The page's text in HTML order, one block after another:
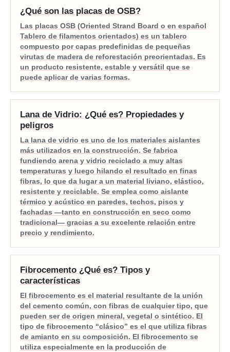
¿Qué son las placas de OSB?
Las placas OSB (Oriented Strand Board o en español
Tablero de filamentos orientados) es un tablero
compuesto por capas predefinidas de pequeñas
virutas de madera de reforestación preorientadas. Es
un producto resistente, estable y versátil que se
puede aplicar de varias formas.
Lana de Vidrio: ¿Qué es? Propiedades y
peligros
La lana de vidrio es uno de los materiales aislantes
más utilizados en la construcción. Se fabrica
fundiendo arena y vidrio reciclado a muy altas
temperaturas y luego hilando el resultado en finas
fibras, lo que da lugar a un material liviano, elástico,
resistente y reciclable. Se emplea como aislante
térmico y acústico en paredes, techos, pisos y
fachadas —tanto en construcción en seco como
tradicional— gracias a su excelente relación entre
precio y rendimiento.
Fibrocemento ¿Qué es? Tipos y
características
El fibrocemento es el material resultante de la unión
del cemento común, con fibras de cualquier tipo, que
pueden ser de origen mineral, vegetal o sintético. El
tipo de fibrocemento “clásico” es el que utiliza fibras
de amianto en su composición. El fibrocemento se
utiliza especialmente en la producción de